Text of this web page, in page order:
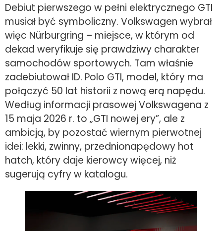
Debiut pierwszego w pełni elektrycznego GTI
musiał być symboliczny. Volkswagen wybrał
więc Nürburgring – miejsce, w którym od
dekad weryfikuje się prawdziwy charakter
samochodów sportowych. Tam właśnie
zadebiutował ID. Polo GTI, model, który ma
połączyć 50 lat historii z nową erą napędu.
Według informacji prasowej Volkswagena z
15 maja 2026 r. to „GTI nowej ery”, ale z
ambicją, by pozostać wiernym pierwotnej
idei: lekki, zwinny, przednionapędowy hot
hatch, który daje kierowcy więcej, niż
sugerują cyfry w katalogu.